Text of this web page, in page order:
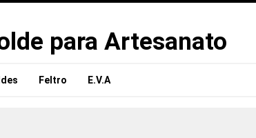
para Artesanato
Feltro E.V.A